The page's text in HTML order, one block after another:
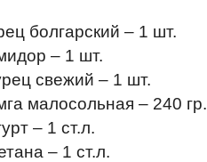
болгарский – 1 шт.
– 1 шт.
свежий – 1 шт.
малосольная – 240 гр.
– 1 ст.л.
– 1 ст.л.